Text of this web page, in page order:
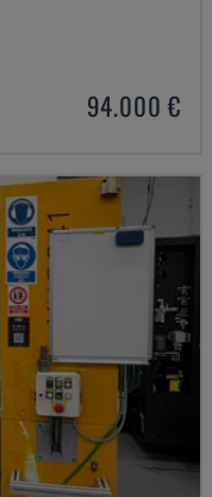
94.000 €